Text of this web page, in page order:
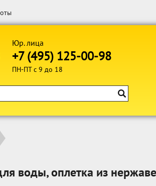
Юр. лица
+7 (495) 125-00-98
ПН-ПТ с 9 до 18
воды, оплетка из